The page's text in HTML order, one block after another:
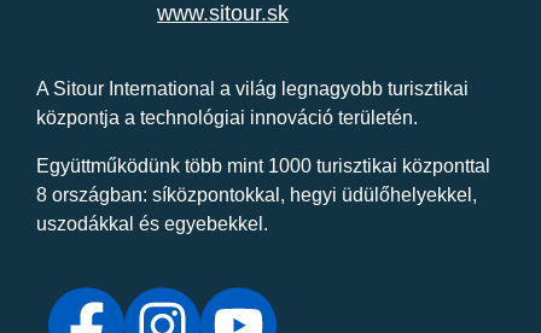
www.sitour.sk
A Sitour International a világ legnagyobb turisztikai
központja a technológiai innováció területén.
Együttműködünk több mint 1000 turisztikai központtal
8 országban: síközpontokkal, hegyi üdülőhelyekkel,
uszodákkal és egyebekkel.